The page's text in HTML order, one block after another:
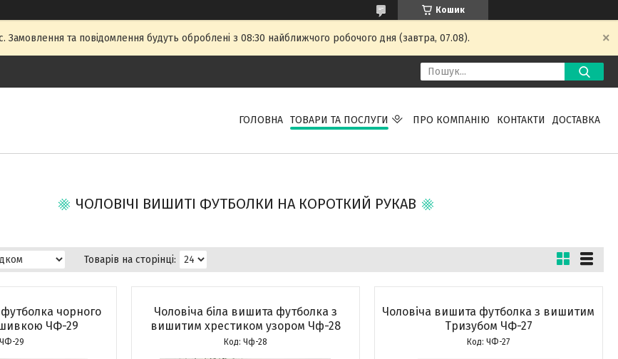
Кошик
Замовлення та повідомлення будуть оброблені з 08:30 найближчого робочого дня (завтра, 07.08).
ГОЛОВНА ТОВАРИ ТА ПОСЛУГИ ПРО КОМПАНІЮ КОНТАКТИ ДОСТАВКА
ЧОЛОВІЧІ ВИШИТІ ФУТБОЛКИ НА КОРОТКИЙ РУКАВ
чорного
ЧФ-29
ЧФ-29
Чоловіча біла вишита футболка з
вишитим хрестиком узором Чф-28
Чф-28
Чоловіча вишита футболка з вишитим
Тризубом ЧФ-27
ЧФ-27